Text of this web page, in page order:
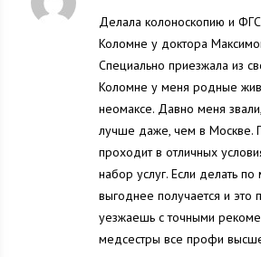
Делала колоноскопию и
Коломне у доктора
Специально приезжала из
Коломне у меня родные
неомаксе. Давно меня звали,
лучше даже, чем в Москве.
проходит в отличных
набор услуг. Если делать по
выгоднее получается и это
уезжаешь с точными
медсестры все профи